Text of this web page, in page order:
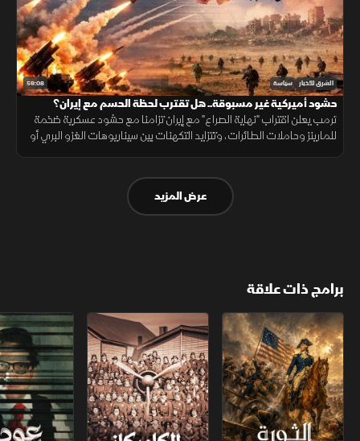
59:08 الشرق للأخبار سياسة
حشود أميركية غير مسبوقة.. هل تقترب لحظة الحسم مع إيران؟
ترمب يعلن اقتراب "نهاية الصراع" مع إيران تزامنا مع حشود عسكرية ضخمة
للمارينز وحاملات الطائرات، وتتزايد التكهنات بين سيناريوهات الغزو البري أو
عرض المزيد
برامج ذات علاقة
الثورة الأميركية الكاميكاز.. تاريخ مجهول عودة الدجال